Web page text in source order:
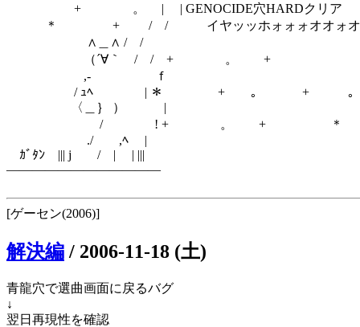
+ 。 | | GENOCIDE穴HARDクリア
＊ + / / イヤッッホォォォオオォオ
∧＿∧ / /
（´∀｀ / / + 。 +
,- ｆ
/ ｭﾍ | ＊ + 。 + 。
〈＿｝ ） |
/ ! + 。 + ＊
./ ,ﾍ |
ｶﾞﾀﾝ ||| j / | | |||
――――――――――――
[ゲーセン(2006)]
解決編 / 2006-11-18 (土)
青龍穴で選曲画面に戻るバグ
↓
翌日再現性を確認